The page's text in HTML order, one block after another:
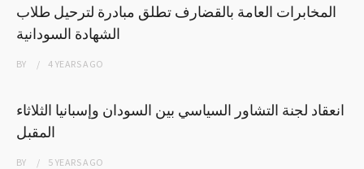
المخابرات العامة بالقضارف تطلق مبادرة لترحيل طلاب
الشهادة السودانية
BY 4 YEARSAGO
انعقاد لجنة التشاور السياسي بين السودان وإسبانيا الثلاثاء
المقبل
BY 5 YEARSAGO